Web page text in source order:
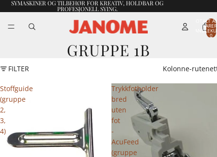
SYMASKINER OG TILBEHØR FOR KREATIV, HOLDBAR OG
PROFESJONELL SYING.
TOTALT
0
GRUPPE 1B
FILTER Kolonne-
Stoffguide
(gruppe
2,
3,
4)
Trykkfotholder
bred
uten
fot
-
AcuFeed
(gruppe